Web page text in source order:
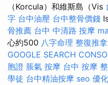
（Korcula）和維斯島（Vis
字 台中油壓 台中整骨價錢
骨推薦 台中 中清路 按摩
心約500 八字命理 整復推拿
GOOGLE SEARCH
胞證 脹氣 按摩 台中 按摩
學徒 台中精油按摩 seo 優化